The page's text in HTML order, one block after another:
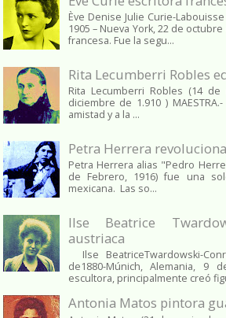
Ève Denise Julie Curie-
1905 – Nueva York, 22 de
francesa. Fue la segu...
Rita Lecumberri Robles
Rita Lecumberri Robles (14
diciembre de 1.910 )
amistad y a la ...
Petra Herrera
Petra Herrera alias "Pedro
de Febrero, 1916) fue una
mexicana. Las so...
Ilse Beatrice
austriaca
Ilse BeatriceTwardowski-
de1880-Múnich, Alemania, 9
escultora, principalmente creó
Antonia Matos pintora